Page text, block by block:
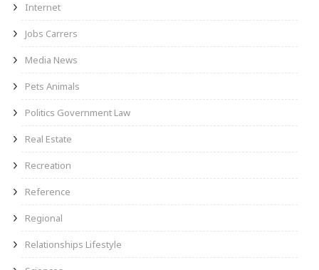
Internet
Jobs Carrers
Media News
Pets Animals
Politics Government Law
Real Estate
Recreation
Reference
Regional
Relationships Lifestyle